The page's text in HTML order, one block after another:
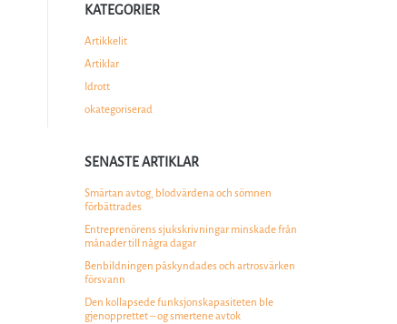
KATEGORIER
Artikkelit
Artiklar
Idrott
okategoriserad
SENASTE ARTIKLAR
Smärtan avtog, blodvärdena och sömnen
förbättrades
Entreprenörens sjukskrivningar minskade från
månader till några dagar
Benbildningen påskyndades och artrosvärken
försvann
Den kollapsede funksjonskapasiteten ble
gjenopprettet – og smertene avtok